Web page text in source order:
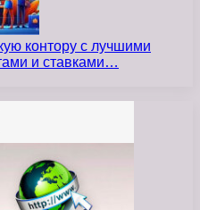
контору с лучшими
и ставками…